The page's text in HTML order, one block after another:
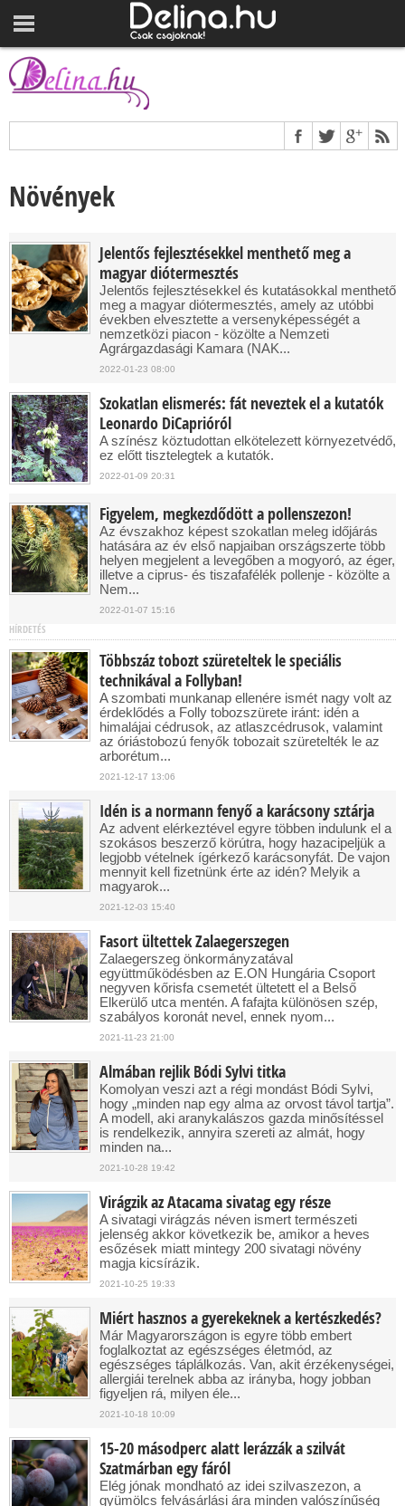
Növények
Jelentős fejlesztésekkel menthető meg a
magyar diótermesztés
Jelentős fejlesztésekkel és kutatásokkal menthető
meg a magyar diótermesztés, amely az utóbbi
években elvesztette a versenyképességét a
nemzetközi piacon - közölte a Nemzeti
Agrárgazdasági Kamara (NAK...
2022-01-23 08:00
Szokatlan elismerés: fát neveztek el a kutatók
Leonardo DiCaprióról
A színész köztudottan elkötelezett környezetvédő,
ez előtt tisztelegtek a kutatók.
2022-01-09 20:31
Figyelem, megkezdődött a pollenszezon!
Az évszakhoz képest szokatlan meleg időjárás
hatására az év első napjaiban országszerte több
helyen megjelent a levegőben a mogyoró, az éger,
illetve a ciprus- és tiszafafélék pollenje - közölte a
Nem...
2022-01-07 15:16
HÍRDETÉS
Többszáz tobozt szüreteltek le speciális
technikával a Follyban!
A szombati munkanap ellenére ismét nagy volt az
érdeklődés a Folly tobozszürete iránt: idén a
himalájai cédrusok, az atlaszcédrusok, valamint
az óriástobozú fenyők tobozait szüretelték le az
arborétum...
2021-12-17 13:06
Idén is a normann fenyő a karácsony sztárja
Az advent elérkeztével egyre többen indulunk el a
szokásos beszerző körútra, hogy hazacipeljük a
legjobb vételnek ígérkező karácsonyfát. De vajon
mennyit kell fizetnünk érte az idén? Melyik a
magyarok...
2021-12-03 15:40
Fasort ültettek Zalaegerszegen
Zalaegerszeg önkormányzatával
együttműködésben az E.ON Hungária Csoport
negyven kőrisfa csemetét ültetett el a Belső
Elkerülő utca mentén. A fafajta különösen szép,
szabályos koronát nevel, ennek nyom...
2021-11-23 21:00
Almában rejlik Bódi Sylvi titka
Komolyan veszi azt a régi mondást Bódi Sylvi,
hogy „minden nap egy alma az orvost távol tartja”.
A modell, aki aranykalászos gazda minősítéssel
is rendelkezik, annyira szereti az almát, hogy
minden na...
2021-10-28 19:42
Virágzik az Atacama sivatag egy része
A sivatagi virágzás néven ismert természeti
jelenség akkor következik be, amikor a heves
esőzések miatt mintegy 200 sivatagi növény
magja kicsírázik.
2021-10-25 19:33
Miért hasznos a gyerekeknek a kertészkedés?
Már Magyarországon is egyre több embert
foglalkoztat az egészséges életmód, az
egészséges táplálkozás. Van, akit érzékenységei,
allergiái terelnek abba az irányba, hogy jobban
figyeljen rá, milyen éle...
2021-10-18 10:09
15-20 másodperc alatt lerázzák a szilvát
Szatmárban egy fáról
Elég jónak mondható az idei szilvaszezon, a
gyümölcs felvásárlási ára minden valószínűség